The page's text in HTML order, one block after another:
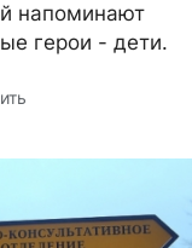
напоминают
герои - дети.